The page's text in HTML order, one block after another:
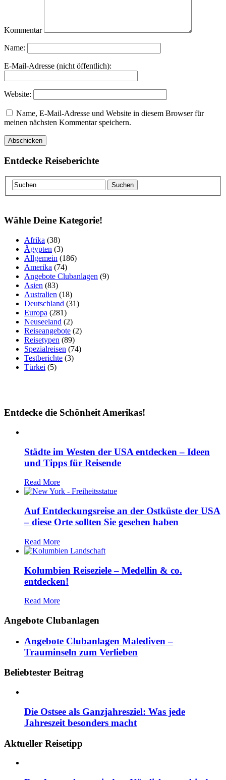
Kommentar
Name:
E-Mail-Adresse (nicht öffentlich):
Website:
Name, E-Mail-Adresse und Website in diesem Browser für
meinen nächsten Kommentar speichern.
Entdecke Reiseberichte
Wähle Deine Kategorie!
Afrika (38)
Ägypten (3)
Allgemein (186)
Amerika (74)
Angebote Clubanlagen (9)
Asien (83)
Australien (18)
Deutschland (31)
Europa (281)
Neuseeland (2)
Reiseangebote (2)
Reisetypen (89)
Spezialreisen (74)
Testberichte (3)
Türkei (5)
Entdecke die Schönheit Amerikas!
Städte im Westen der USA entdecken – Ideen
und Tipps für Reisende
Read More
Auf Entdeckungsreise an der Ostküste der USA
– diese Orte sollten Sie gesehen haben
Read More
Kolumbien Reiseziele – Medellin & co.
entdecken!
Read More
Angebote Clubanlagen
Angebote Clubanlagen Malediven –
Trauminseln zum Verlieben
Beliebtester Beitrag
Die Ostsee als Ganzjahresziel: Was jede
Jahreszeit besonders macht
Aktueller Reisetipp